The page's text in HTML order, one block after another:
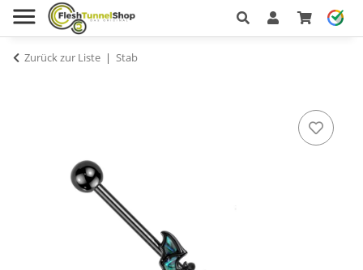
Zurück zur Liste Stab